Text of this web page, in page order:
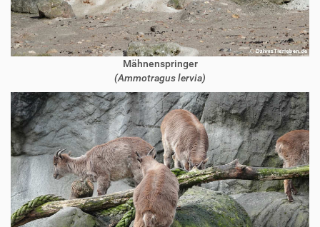
Mähnenspringer
(Ammotragus lervia)